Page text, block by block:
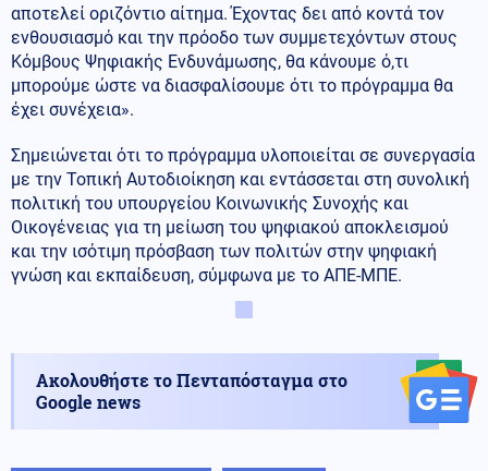
αποτελεί οριζόντιο αίτημα. Έχοντας δει από κοντά τον
ενθουσιασμό και την πρόοδο των συμμετεχόντων στους
Κόμβους Ψηφιακής Ενδυνάμωσης, θα κάνουμε ό,τι
μπορούμε ώστε να διασφαλίσουμε ότι το πρόγραμμα θα
έχει συνέχεια».
Σημειώνεται ότι το πρόγραμμα υλοποιείται σε συνεργασία
με την Τοπική Αυτοδιοίκηση και εντάσσεται στη συνολική
πολιτική του υπουργείου Κοινωνικής Συνοχής και
Οικογένειας για τη μείωση του ψηφιακού αποκλεισμού
και την ισότιμη πρόσβαση των πολιτών στην ψηφιακή
γνώση και εκπαίδευση, σύμφωνα με το ΑΠΕ-ΜΠΕ.
Ακολουθήστε το Πενταπόσταγμα στο
Google news